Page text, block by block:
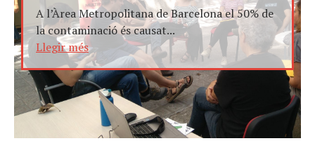
A l’Àrea Metropolitana de Barcelona el 50% de
la contaminació és causat...
Llegir més